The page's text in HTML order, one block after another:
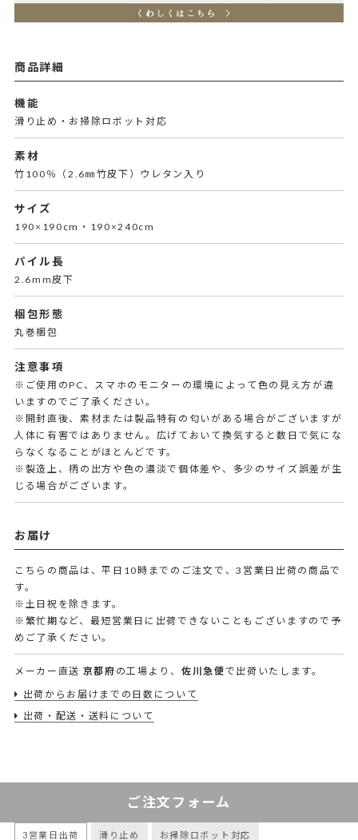
商品詳細
機能
滑り止め・お掃除ロボット対応
素材
竹100％（2.6㎜竹皮下）ウレタン入り
サイズ
190×190cm・190×240cm
パイル長
2.6mm皮下
梱包形態
丸巻梱包
注意事項
※ご使用のPC、スマホのモニターの環境によって色の見え方が違
いますのでご了承ください。
※開封直後、素材または製品特有の匂いがある場合がございますが
人体に有害ではありません。広げておいて換気すると数日で気にな
らなくなることがほとんどです。
※製造上、柄の出方や色の濃淡で個体差や、多少のサイズ誤差が生
じる場合がございます。
お届け
こちらの商品は、平日10時までのご注文で、3営業日出荷の商品で
す。
※土日祝を除きます。
※繁忙期など、最短営業日に出荷できないこともございますので予
めご了承ください。
メーカー直送 京都府 の工場より、 佐川急便で出荷いたします。
出荷からお届けまでの日数について
出荷・配送・送料について
ご注文フォーム
3営業日出荷 滑り止め お掃除ロボット対応